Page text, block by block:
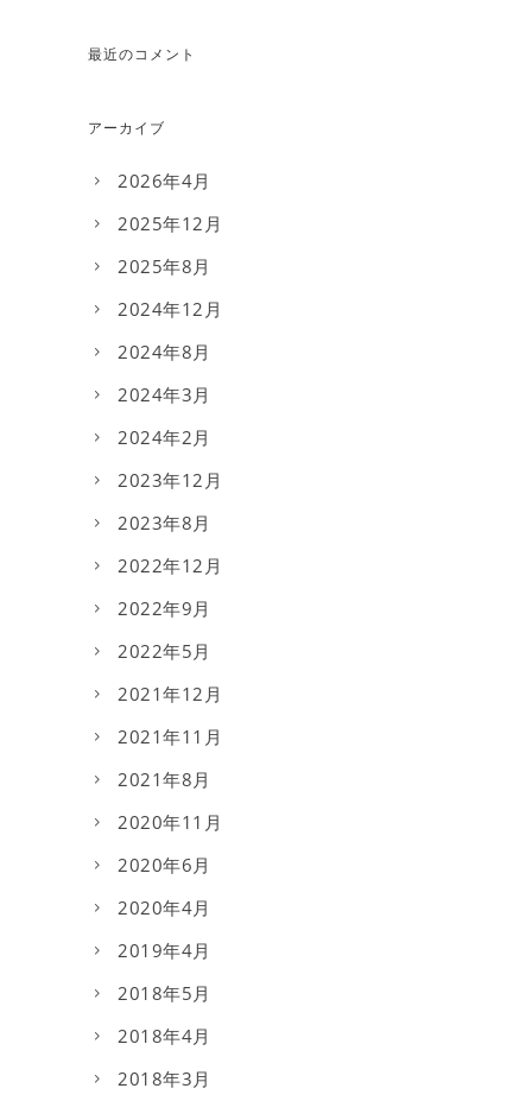
最近のコメント
アーカイブ
2026年4月
2025年12月
2025年8月
2024年12月
2024年8月
2024年3月
2024年2月
2023年12月
2023年8月
2022年12月
2022年9月
2022年5月
2021年12月
2021年11月
2021年8月
2020年11月
2020年6月
2020年4月
2019年4月
2018年5月
2018年4月
2018年3月